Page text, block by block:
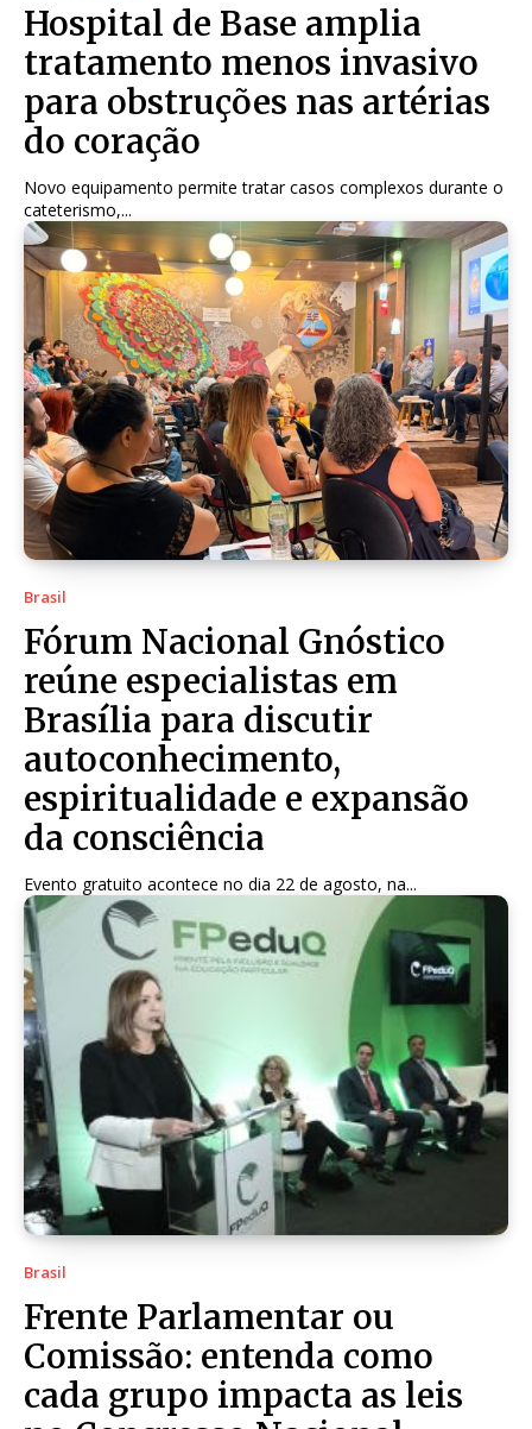
Hospital de Base amplia
tratamento menos invasivo
para obstruções nas artérias
do coração
Novo equipamento permite tratar casos complexos durante o
cateterismo,...
Brasil
Fórum Nacional Gnóstico
reúne especialistas em
Brasília para discutir
autoconhecimento,
espiritualidade e expansão
da consciência
Evento gratuito acontece no dia 22 de agosto, na...
Brasil
Frente Parlamentar ou
Comissão: entenda como
cada grupo impacta as leis